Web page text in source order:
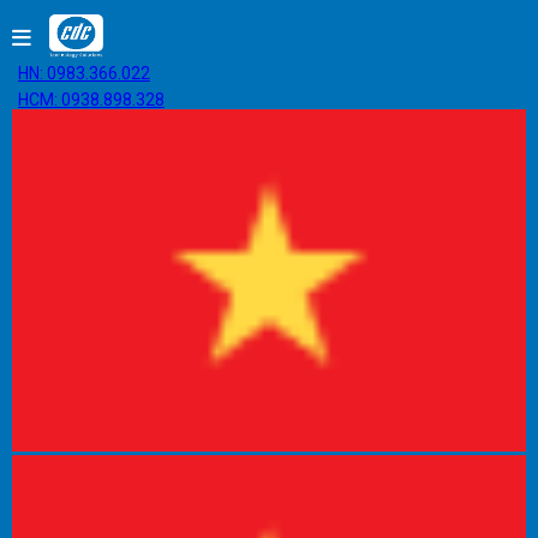
HN: 0983.366.022
HCM: 0938.898.328